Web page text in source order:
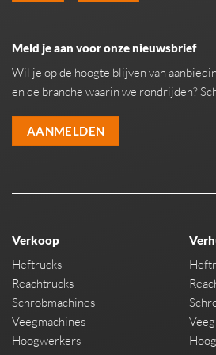
Meld je aan voor onze nieuwsbrief
Wil je op de hoogte blijven van
en de branche waarin we rondrijden?
AANMELDEN
Verkoop
Heftrucks
Reachtrucks
Schrobmachines
Veegmachines
Hoogwerkers